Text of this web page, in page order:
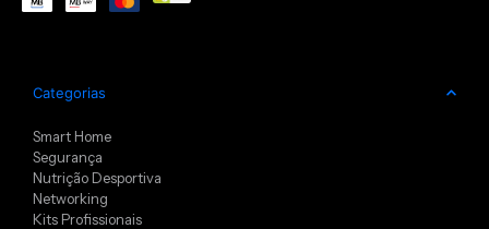
Categorias
Smart Home
Segurança
Nutrição Desportiva
Networking
Kits Profissionais